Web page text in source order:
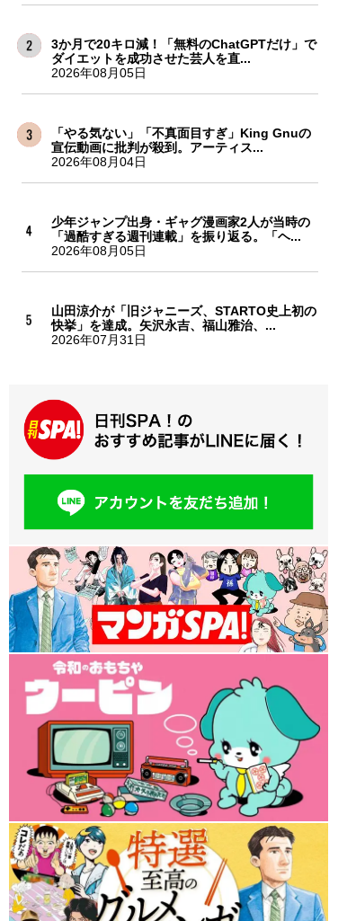
3か月で20キロ減！「無料のChatGPTだけ」で
ダイエットを成功させた芸人を直...
2026年08月05日
「やる気ない」「不真面目すぎ」King Gnuの
宣伝動画に批判が殺到。アーティス...
2026年08月04日
少年ジャンプ出身・ギャグ漫画家2人が当時の
「過酷すぎる週刊連載」を振り返る。「ヘ...
2026年08月05日
山田涼介が「旧ジャニーズ、STARTO史上初の
快挙」を達成。矢沢永吉、福山雅治、...
2026年07月31日